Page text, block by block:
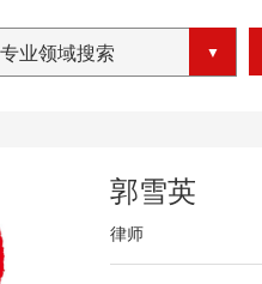
业领域搜索
郭雪英
律师